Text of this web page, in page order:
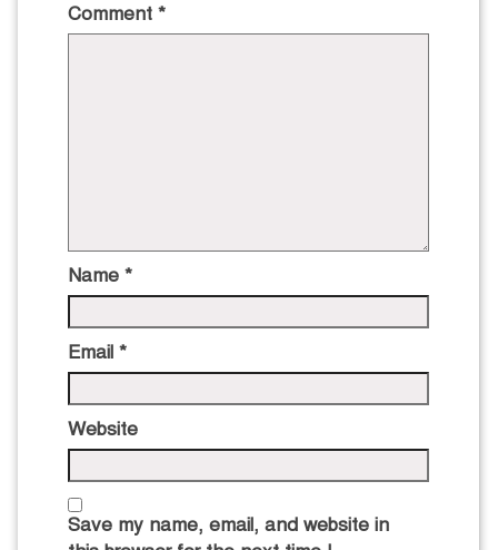
Comment *
Name *
Email *
Website
Save my name, email, and website in